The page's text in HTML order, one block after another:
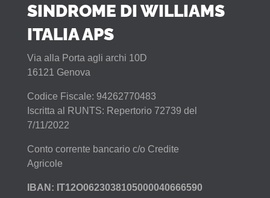
SINDROME DI WILLIAMS
ITALIA APS
Via alla Porta agli archi 10D
16121 Genova
Codice Fiscale: 94262770483
Iscritta al RUNTS: Repertorio 72739 del
7/11/2022
Conto corrente bancario c/o Credite
Agricole
IBAN: IT12O0623038105000040666590